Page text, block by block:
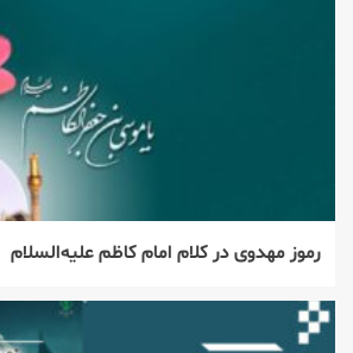
رموز مهدوی در کلام امام کاظم علیه‌السلام